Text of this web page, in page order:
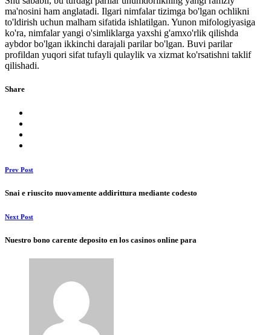
ma'nosini ham anglatadi. Ilgari nimfalar tizimga bo'lgan ochlikni
to'ldirish uchun malham sifatida ishlatilgan. Yunon mifologiyasiga
ko'ra, nimfalar yangi o'simliklarga yaxshi g'amxo'rlik qilishda
aybdor bo'lgan ikkinchi darajali parilar bo'lgan. Buvi parilar
profildan yuqori sifat tufayli qulaylik va xizmat ko'rsatishni taklif
qilishadi.
Share
Prev Post
Snai e riuscito nuovamente addirittura mediante codesto
Next Post
Nuestro bono carente deposito en los casinos online para